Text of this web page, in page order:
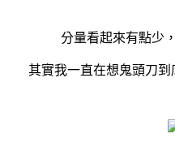
分量看起來有點少
其實我一直在想鬼頭刀到